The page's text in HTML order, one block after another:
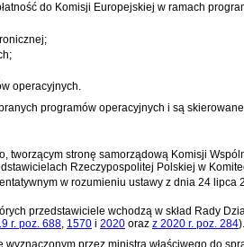
do Komisji Europejskiej w ramach
operacyjnych.
programów operacyjnych i są
stronę samorządową Komisji
Rzeczypospolitej Polskiej w
w rozumieniu ustawy z dnia 24 lipca
przedstawiciele wchodzą w skład Rady
r. poz. 688 1570 i 2020 oraz z 2020 r. poz. 284)